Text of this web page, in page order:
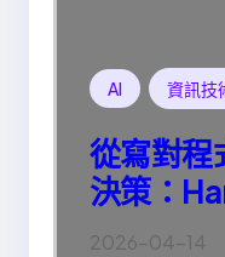
AI 資訊技
從寫對程
決策：
2026-04-14